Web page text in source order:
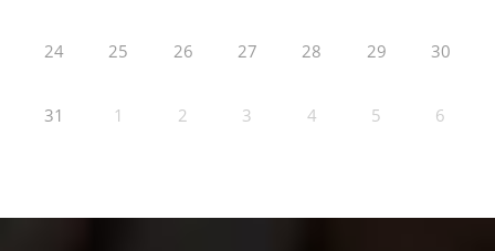
24 25 26 27 28 29 30
31 1 2 3 4 5 6